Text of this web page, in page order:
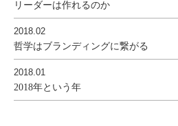
リーダーは作れるのか
2018.02
哲学はブランディングに繋がる
2018.01
2018年という年